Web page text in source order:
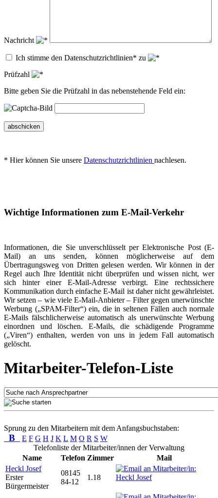
Nachricht
Ich stimme den Datenschutzrichtlinien* zu
Prüfzahl
Bitte geben Sie die Prüfzahl in das nebenstehende Feld ein:
abschicken
* Hier können Sie unsere Datenschutzrichtlinien nachlesen.
Wichtige Informationen zum E-Mail-Verkehr
Informationen, die Sie unverschlüsselt per Elektronische Post (E-
Mail) an uns senden, können möglicherweise auf dem
Übertragungsweg von Dritten gelesen werden. Wir können in der
Regel auch Ihre Identität nicht überprüfen und wissen nicht, wer
sich hinter einer E-Mail-Adresse verbirgt. Eine rechtssichere
Kommunikation durch einfache E-Mail ist daher nicht gewährleistet.
Wir setzen – wie viele E-Mail-Anbieter – Filter gegen unerwünschte
Werbung („SPAM-Filter“) ein, die in seltenen Fällen auch normale
E-Mails fälschlicherweise automatisch als unerwünschte Werbung
einordnen und löschen. E-Mails, die schädigende Programme
(„Viren“) enthalten, werden von uns in jedem Fall automatisch
gelöscht.
Mitarbeiter-Telefon-Liste
Sprung zu den Mitarbeitern mit dem Anfangsbuchstaben:
B E F G H J K L M O R S W
Telefonliste der Mitarbeiter/innen der Verwaltung
Name
Telefon Zimmer
Mail
Heckl Josef
Erster
Bürgermeister
08145
84-12
1.18